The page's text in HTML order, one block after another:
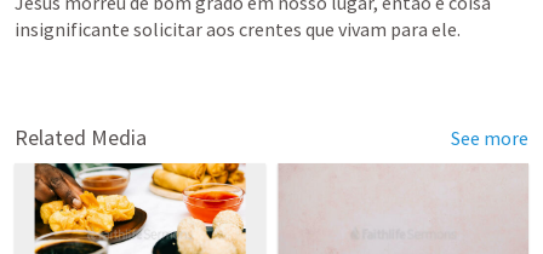
insignificante solicitar aos crentes que vivam para ele.
Related Media See more